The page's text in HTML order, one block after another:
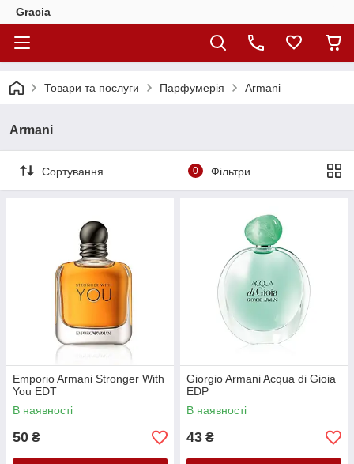
Gracia
Товари та послуги Парфумерія Armani
Armani
Сортування 0 Фільтри
Emporio Armani Stronger With
You EDT
В наявності
50 ₴
Giorgio Armani Acqua di Gioia
EDP
В наявності
43 ₴